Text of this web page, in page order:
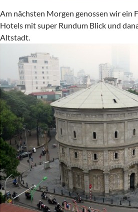
Am nächsten Morgen genossen wir ein
Hotels mit super Rundum Blick und
Altstadt.